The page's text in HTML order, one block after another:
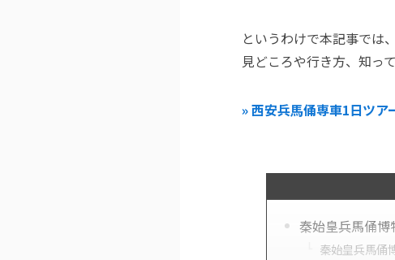
というわけで本記事では
見どころや行き方、知っ
» 西安兵馬俑専車1日ツ
秦始皇兵馬俑博
秦始皇兵馬俑